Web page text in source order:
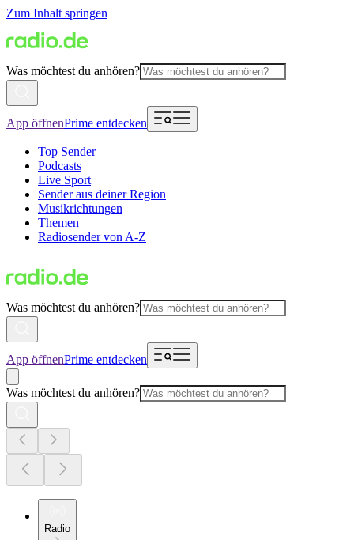
Zum Inhalt springen
Was möchtest du anhören?
App öffnenPrime entdecken
Top Sender
Podcasts
Live Sport
Sender aus deiner Region
Musikrichtungen
Themen
Radiosender von A-Z
Was möchtest du anhören?
App öffnenPrime entdecken
Was möchtest du anhören?
Radio